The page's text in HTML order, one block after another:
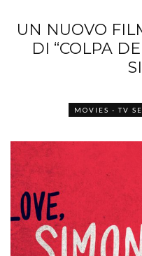
UN NUOVO
DI “COLPA
MOVIES - TV